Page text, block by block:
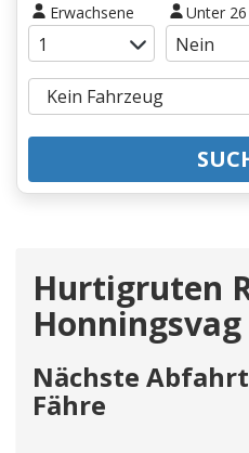
Erwachsene Unter 26
Hurtigruten
Honningsvag
Nächste
Fähre